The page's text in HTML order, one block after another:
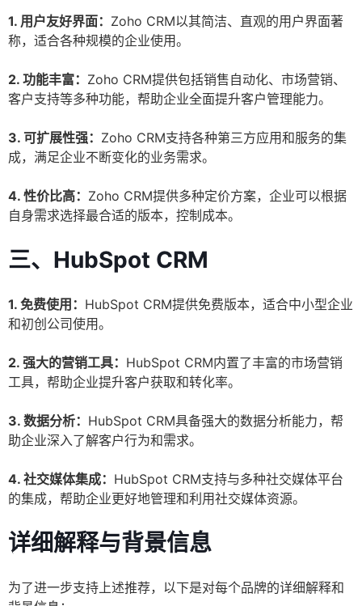
1. 用户友好界面： Zoho CRM以其简洁、直观的用户界面著
称，适合各种规模的企业使用。
2. 功能丰富： Zoho CRM提供包括销售自动化、市场营销、
客户支持等多种功能，帮助企业全面提升客户管理能力。
3. 可扩展性强： Zoho CRM支持各种第三方应用和服务的集
成，满足企业不断变化的业务需求。
4. 性价比高： Zoho CRM提供多种定价方案，企业可以根据
自身需求选择最合适的版本，控制成本。
三、HubSpot CRM
1. 免费使用： HubSpot CRM提供免费版本，适合中小型企业
和初创公司使用。
2. 强大的营销工具： HubSpot CRM内置了丰富的市场营销
工具，帮助企业提升客户获取和转化率。
3. 数据分析： HubSpot CRM具备强大的数据分析能力，帮
助企业深入了解客户行为和需求。
4. 社交媒体集成： HubSpot CRM支持与多种社交媒体平台
的集成，帮助企业更好地管理和利用社交媒体资源。
详细解释与背景信息
为了进一步支持上述推荐，以下是对每个品牌的详细解释和